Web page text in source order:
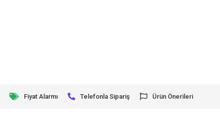
Fiyat Alarmı Telefonla Sipariş Ürün Önerileri